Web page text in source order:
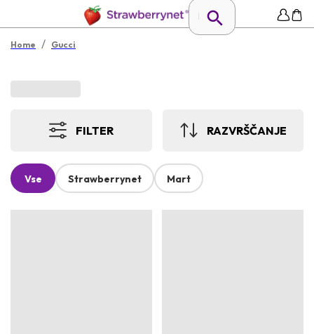
Home / Gucci
FILTER RAZVRŠČANJE
Vse Strawberrynet Mart